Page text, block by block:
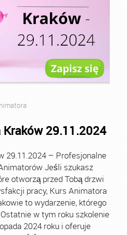
29.11.2024
29.11.2024 – Profesjonalne
Jeśli szukasz
otworzą przed Tobą drzwi
pracy, Kurs Animatora
to wydarzenie, którego
w tym roku szkolenie
2024 roku i oferuje